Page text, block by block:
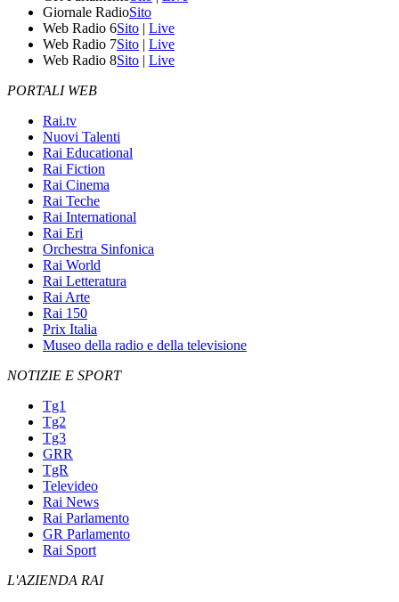
Giornale RadioSito
Web Radio 6Sito | Live
Web Radio 7Sito | Live
Web Radio 8Sito | Live
PORTALI WEB
Rai.tv
Nuovi Talenti
Rai Educational
Rai Fiction
Rai Cinema
Rai Teche
Rai International
Rai Eri
Orchestra Sinfonica
Rai World
Rai Letteratura
Rai Arte
Rai 150
Prix Italia
Museo della radio e della televisione
NOTIZIE E SPORT
Tg1
Tg2
Tg3
GRR
TgR
Televideo
Rai News
Rai Parlamento
GR Parlamento
Rai Sport
L'AZIENDA RAI